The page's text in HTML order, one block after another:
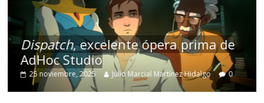
Dispatch, excelente ópera prima de
AdHoc Studio
25 noviembre, 2025 Julio Marcial Martínez Hidalgo 0